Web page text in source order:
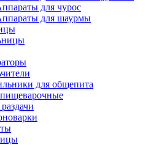
для чурос
для шаурмы
для общепита